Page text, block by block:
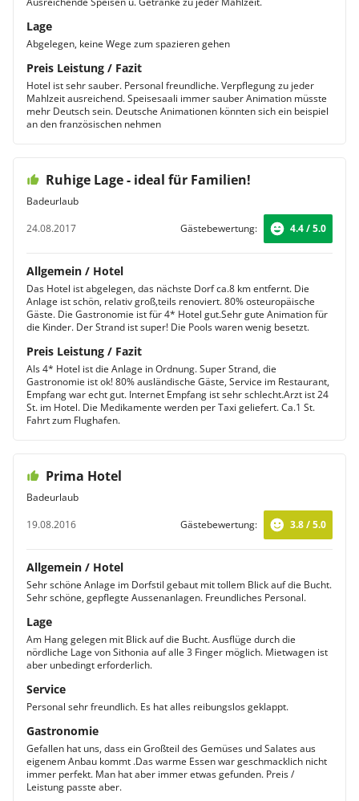
Lage
Abgelegen, keine Wege zum spazieren gehen
Preis Leistung / Fazit
Hotel ist sehr sauber. Personal freundliche. Verpflegung zu jeder
Mahlzeit ausreichend. Speisesaali immer sauber Animation müsste
mehr Deutsch sein. Deutsche Animationen könnten sich ein beispiel
an den französischen nehmen
Ruhige Lage - ideal für Familien!
Badeurlaub
24.08.2017
Gästebewertung: 4.4 / 5.0
Allgemein / Hotel
Das Hotel ist abgelegen, das nächste Dorf ca.8 km entfernt. Die
Anlage ist schön, relativ groß,teils renoviert. 80% osteuropäische
Gäste. Die Gastronomie ist für 4* Hotel gut.Sehr gute Animation für
die Kinder. Der Strand ist super! Die Pools waren wenig besetzt.
Preis Leistung / Fazit
Als 4* Hotel ist die Anlage in Ordnung. Super Strand, die
Gastronomie ist ok! 80% ausländische Gäste, Service im Restaurant,
Empfang war echt gut. Internet Empfang ist sehr schlecht.Arzt ist 24
St. im Hotel. Die Medikamente werden per Taxi geliefert. Ca.1 St.
Fahrt zum Flughafen.
Prima Hotel
Badeurlaub
19.08.2016
Gästebewertung: 3.8 / 5.0
Allgemein / Hotel
Sehr schöne Anlage im Dorfstil gebaut mit tollem Blick auf die Bucht.
Sehr schöne, gepflegte Aussenanlagen. Freundliches Personal.
Lage
Am Hang gelegen mit Blick auf die Bucht. Ausflüge durch die
nördliche Lage von Sithonia auf alle 3 Finger möglich. Mietwagen ist
aber unbedingt erforderlich.
Service
Personal sehr freundlich. Es hat alles reibungslos geklappt.
Gastronomie
Gefallen hat uns, dass ein Großteil des Gemüses und Salates aus
eigenem Anbau kommt .Das warme Essen war geschmacklich nicht
immer perfekt. Man hat aber immer etwas gefunden. Preis /
Leistung passte aber.